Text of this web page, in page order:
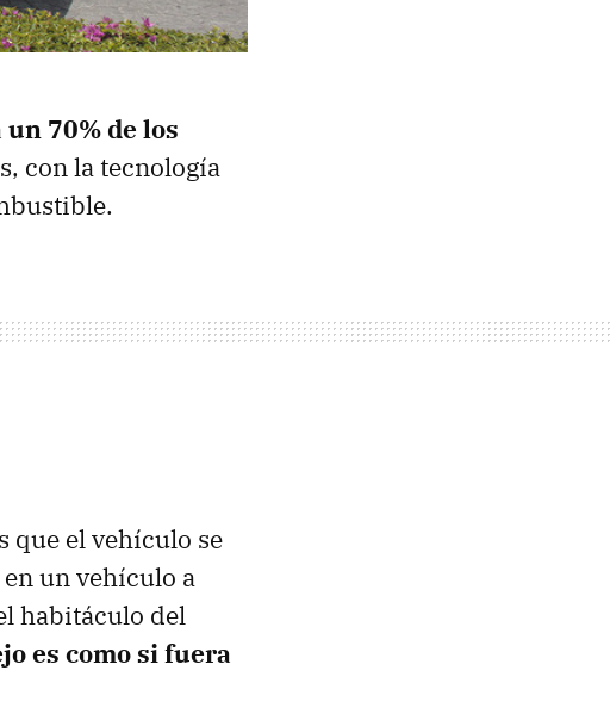
70% de los
con la tecnología
que el vehículo se
un vehículo a
habitáculo del
es como si fuera